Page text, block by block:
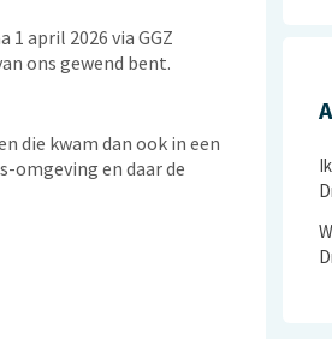
april 2026 via GGZ
ons gewend bent.
die kwam dan ook in een
omgeving en daar de